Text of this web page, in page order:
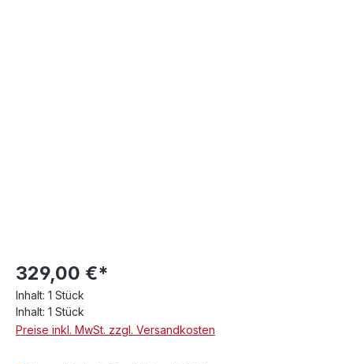
329,00 €*
Inhalt: 1 Stück
Inhalt: 1 Stück
Preise inkl. MwSt. zzgl. Versandkosten